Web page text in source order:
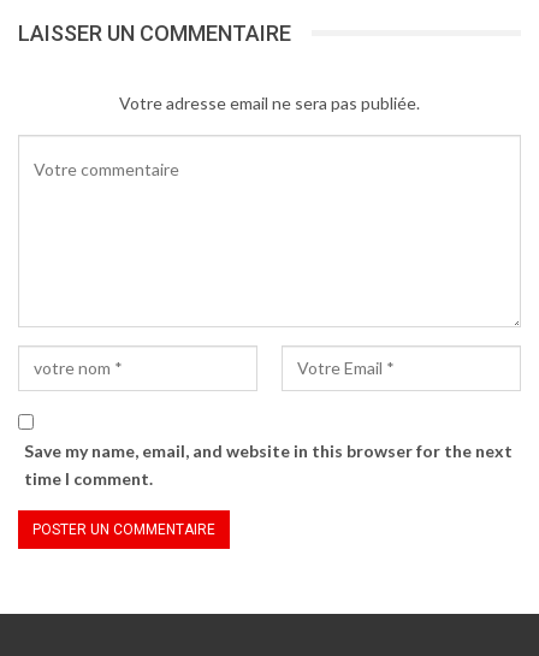
LAISSER UN COMMENTAIRE
Votre adresse email ne sera pas publiée.
Save my name, email, and website in this browser for the next
time I comment.